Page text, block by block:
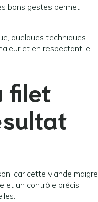
bons gestes permet
quelques techniques
et en respectant le
filet
car cette viande maigre
et un contrôle précis